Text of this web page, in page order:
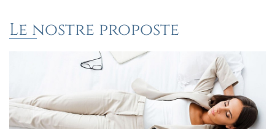
Le nostre proposte